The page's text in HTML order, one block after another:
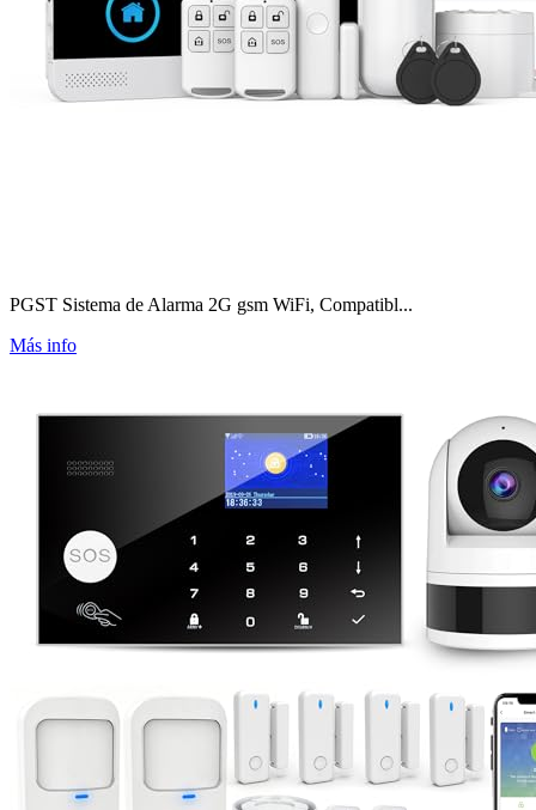
PGST Sistema de Alarma 2G gsm WiFi, Compatibl...
Más info